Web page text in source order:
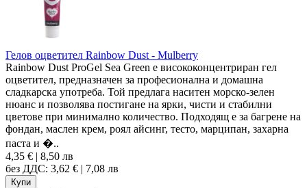
Гелов оцветител Rainbow Dust - Mulberry
Rainbow Dust ProGel Sea Green е висококонцентриран гел
оцветител, предназначен за професионална и домашна
сладкарска употреба. Той предлага наситен морско-зелен
нюанс и позволява постигане на ярки, чисти и стабилни
цветове при минимално количество. Подходящ е за багрене на
фондан, маслен крем, роял айсинг, тесто, марципан, захарна
паста и �..
4,35 € | 8,50 лв
без ДДС: 3,62 € | 7,08 лв